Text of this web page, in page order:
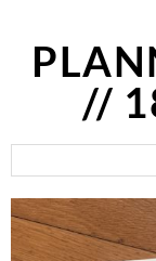
//